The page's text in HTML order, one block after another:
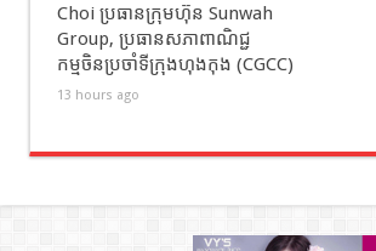
Choi ប្រធានក្រុមហ៊ុន Sunwah
Group, ប្រធានសភាពាណិជ្ជ
កម្មចិនប្រចាំទីក្រុងហុងកុង (CGCC)
13 hours ago